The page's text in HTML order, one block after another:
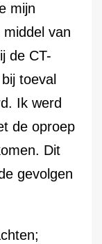
mijn
van
de CT-
toeval
Ik werd
de oproep
Dit
gevolgen